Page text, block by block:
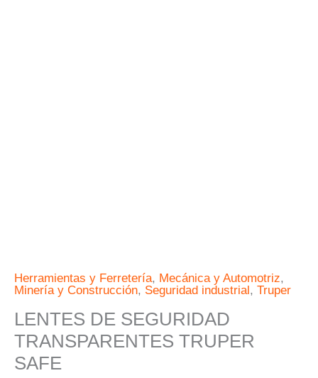
Herramientas y Ferretería, Mecánica y Automotriz,
Minería y Construcción, Seguridad industrial, Truper
LENTES DE SEGURIDAD
TRANSPARENTES TRUPER
SAFE